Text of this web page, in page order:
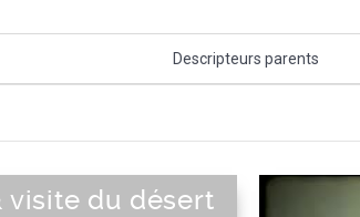
Descripteurs parents
visite du désert